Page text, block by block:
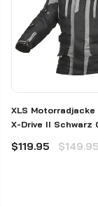
XLS
X-Drive II Schwarz
$119.95 $149.95